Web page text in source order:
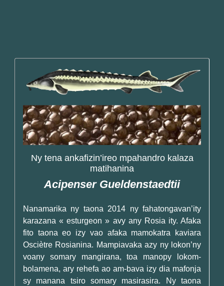
Ny tena ankafizin’ireo mpahandro kalaza
matihanina
Acipenser Gueldenstaedtii
Nanamarika ny taona 2014 ny fahatongavan’ity
karazana « esturgeon » avy any Rosia ity. Afaka
fito taona eo izy vao afaka mamokatra kaviara
Osciètre Rosianina. Mampiavaka azy ny lokon’ny
voany somary mangirana, toa manopy lokom-
bolamena, ary rehefa ao am-bava izy dia mafonja
sy manana tsiro somary masirasira. Ny taona